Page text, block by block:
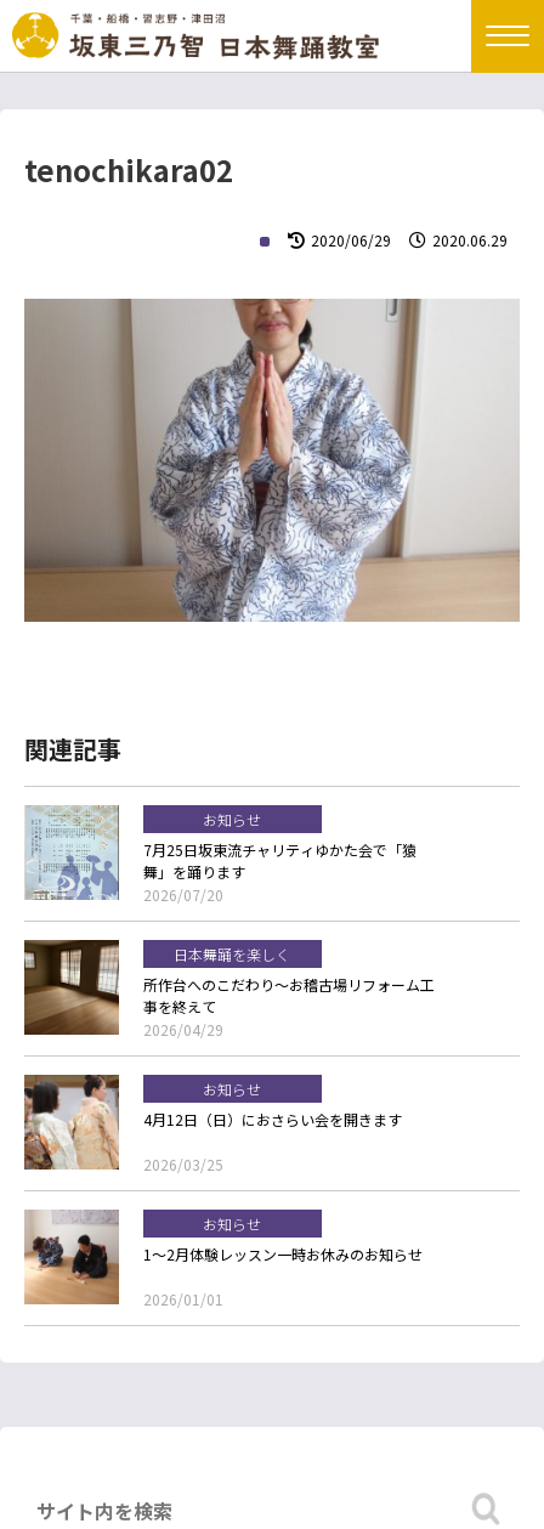
tenochikara02
2020/06/29 2020.06.29
関連記事
お知らせ
7月25日坂東流チャリティゆかた会で「猿
舞」を踊ります
2026/07/20
日本舞踊を楽しく
所作台へのこだわり～お稽古場リフォーム工
事を終えて
2026/04/29
お知らせ
4月12日（日）におさらい会を開きます
2026/03/25
お知らせ
1～2月体験レッスン一時お休みのお知らせ
2026/01/01